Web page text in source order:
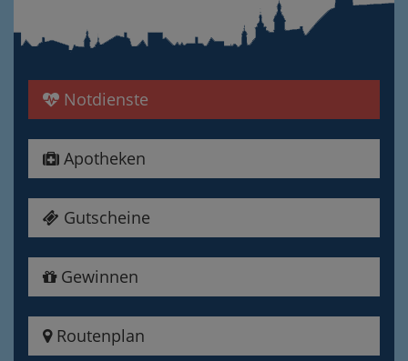
Notdienste
Apotheken
Gutscheine
Gewinnen
Routenplan